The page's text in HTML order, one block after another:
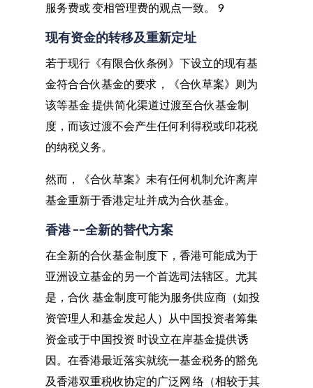
服务费或 变相管理费的观点一致。 9
现有资金的转移及重新定址
若于现行《有限合伙条例》下设立的现有基
金符合合伙基金的要求，《合伙草案》则为
该等基金 提供简化渠道过渡至合伙基金制
度，而该过渡不会产生任何利得税或印花税
的纳税义务。
然而，《合伙草案》未有任何机制允许离岸
基金重新于香港定址并成为合伙基金。
香港 ––全新的替代方案
在全新的合伙基金制度下，香港可能成为于
亚洲设立基金的另一个首选司法辖区。尤其
是，合伙 基金制度可能为服务供应商（如投
资管理人和基金发起人）从中国投资者筹集
资金或于中国投资 时设立在岸基金提供诱
因。在香港最近落实就统一基金税务的豁免
及香港双重税收协定的广泛网 络（相较于其